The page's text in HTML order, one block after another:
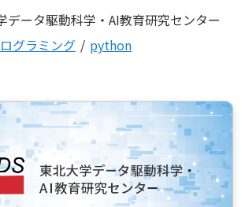
データ駆動科学・AI教育研究センター
グラミング / python